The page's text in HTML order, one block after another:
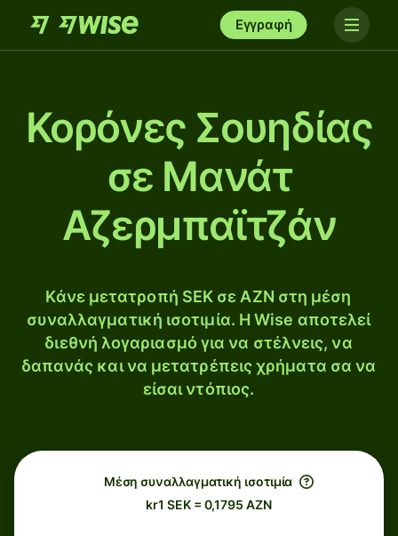
Εγγραφή
Κορόνες Σουηδίας
σε Μανάτ
Αζερμπαϊτζάν
Κάνε μετατροπή SEK σε AZN στη μέση
συναλλαγματική ισοτιμία. Η Wise αποτελεί
διεθνή λογαριασμό για να στέλνεις, να
δαπανάς και να μετατρέπεις χρήματα σα να
είσαι ντόπιος.
Μέση συναλλαγματική ισοτιμία
kr1 SEK = 0,1795 AZN